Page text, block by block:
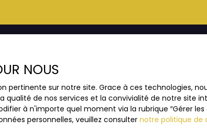
Recrutement
Nos honoraires
Mentions légales
NOUS
sur notre site. Grace à ces technologies,
de nos services et la convivialité de notre site
à n'importe quel moment via la rubrique ″Gérer les
personnelles, veuillez consulternotre politique de